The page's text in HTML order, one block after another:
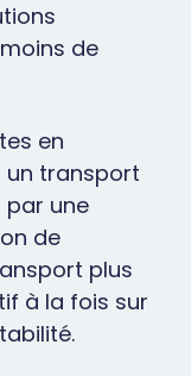
de
en
transport
par une
de
plus
à la fois sur